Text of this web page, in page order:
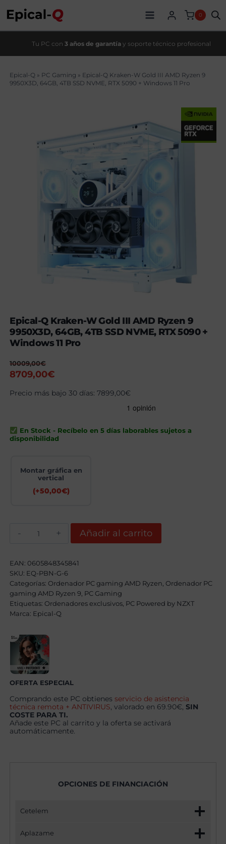
contenido
0
Tu PC con 3 años de garantía y soporte técnico profesional
Epical-Q » PC Gaming » Epical-Q Kraken-W Gold III AMD Ryzen 9
9950X3D, 64GB, 4TB SSD NVME, RTX 5090 + Windows 11 Pro
Epical-Q Kraken-W Gold III AMD Ryzen 9
9950X3D, 64GB, 4TB SSD NVME, RTX 5090 +
Windows 11 Pro
10009,00€
El
original
8709,00€
actual
Precio más bajo 30 días:7899,00€
En Stock - Recíbelo en 5 días laborables sujetos a
disponibilidad
Montar gráfica en
vertical
(+50,00€)
Gold
III
AMD
Ryzen
9
9950X3D,
64GB,
4TB
RTX
5090
+
Windows
11
Pro
Añadir al carrito
EAN: 0605848345841
SKU: EQ-PBN-G-6
Categorías: Ordenador PC gaming AMD Ryzen Ordenador PC
gaming AMD Ryzen 9 PC Gaming
Etiquetas: Ordenadores exclusivos PC Powered by NZXT
Marca: Epical-Q
OFERTA ESPECIAL
Comprando este PC obtienes servicio de asistencia
técnica remota + ANTIVIRUS , valorado en 69.90€,SIN
COSTE PARA TI.
Añade este PC al carrito y la oferta se activará
automáticamente.
OPCIONES DE FINANCIACIÓN
Cetelem
Aplazame